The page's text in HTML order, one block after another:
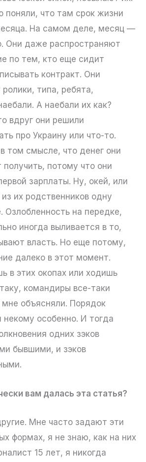
поняли, что там срок жизни
На самом деле, месяц —
Они даже распространяют
по тем, кто еще сидит
контракт. Они
типа, ребята,
А наебали их как?
вдруг они решили
про Украину или что-то.
том смысле, что денег они
потому что они
зарплаты. Ну, окей, или
их родственников одну
Озлобленность на передке,
иногда выливается в то,
власть. Но еще потому,
далеко в этот момент.
в этих окопах или ходишь
командиры все-таки
мне объясняли. Порядок
некому особенно. И тогда
одних зэков
бывшими, и зэков
вам далась эта статья?
Мне часто задают эти
формах, я не знаю, как на них
15 лет, я никогда